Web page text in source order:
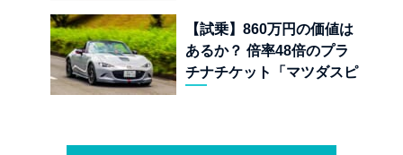
【試乗】860万円の価値は
あるか？ 倍率48倍のプラ
チナチケット「マツダスピ